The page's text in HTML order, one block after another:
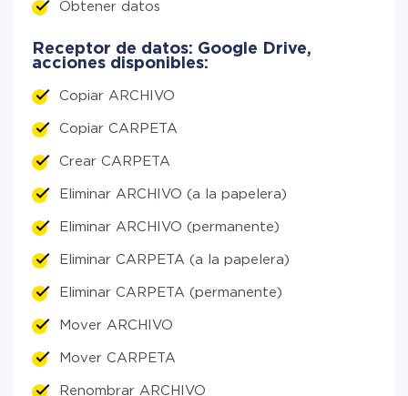
Obtener datos
Receptor de datos: Google Drive,
acciones disponibles:
Copiar ARCHIVO
Copiar CARPETA
Crear CARPETA
Eliminar ARCHIVO (a la papelera)
Eliminar ARCHIVO (permanente)
Eliminar CARPETA (a la papelera)
Eliminar CARPETA (permanente)
Mover ARCHIVO
Mover CARPETA
Renombrar ARCHIVO